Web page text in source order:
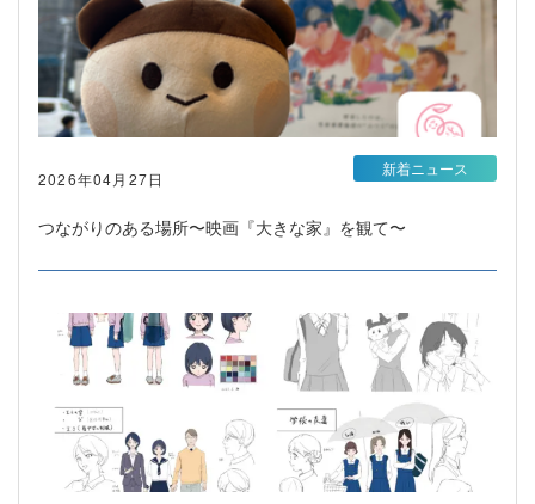
2026年04月27日
つながりのある場所〜映画『大きな家』を観て〜
新着ニュース